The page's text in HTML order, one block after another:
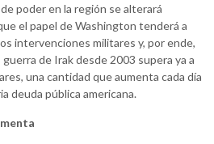
poder en la región se alterará
el papel de Washington tenderá a
intervenciones militares y, por ende,
de Irak desde 2003 supera ya a
una cantidad que aumenta cada día
deuda pública americana.